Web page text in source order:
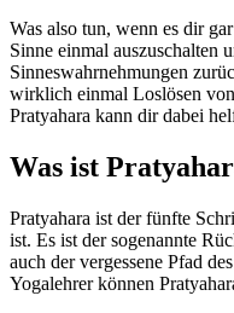
Was also tun, wenn es dir
Sinne einmal auszuschalten
Sinneswahrnehmungen
wirklich einmal Loslösen
Pratyahara kann dir dabei
Was ist
Pratyahara ist der fünfte
ist. Es ist der sogenannte
auch der vergessene Pfad
Yogalehrer können